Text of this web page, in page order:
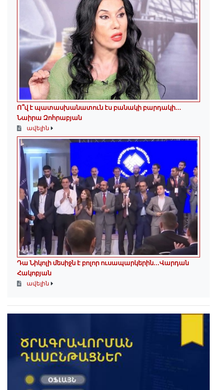
Ո՞վ է պատասխանատուն էս բանակի բարդակի․․․
Նաիրա Զոհրաբյան
ավելին
Դա Նիկոլի մեսիջն է բոլոր ուսապարկերին․․․Վարդան
Հակոբյան
ավելին